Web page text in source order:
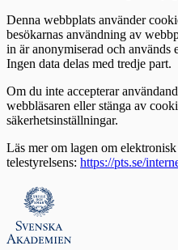
Denna webbplats använder
besökarnas användning av
in är anonymiserad och används
Ingen data delas med tredje part.
Om du inte accepterar
webbläsaren eller stänga av
säkerhetsinställningar.
Läs mer om lagen om
telestyrelsens: https://pts.se/